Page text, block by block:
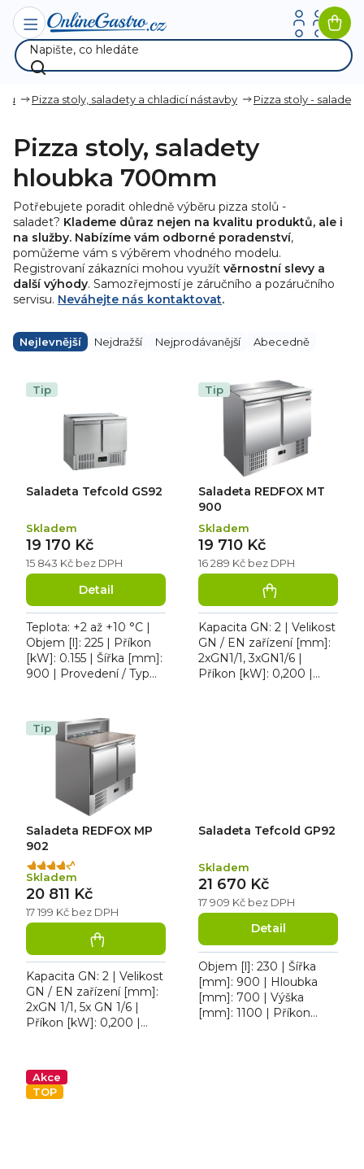
Přejít
obsah
Pizza stoly, saladety a chladicí nástavby Pizza stoly - saladety
Pizza stoly, saladety
hloubka 700mm
Potřebujete poradit ohledně výběru pizza stolů -
saladet? Klademe důraz nejen na kvalitu produktů, ale i
na služby. Nabízíme vám odborné poradenství,
pomůžeme vám s výběrem vhodného modelu.
Registrovaní zákazníci mohou využít věrnostní slevy a
další výhody. Samozřejmostí je záručního a pozáručního
servisu. Neváhejte nás kontaktovat.
a
z
Nejlevnější Nejdražší Nejprodávanější Abecedně
Tip
Saladeta Tefcold GS92
Skladem
15 843 Kč bez DPH
19 170 Kč
Detail
Teplota: +2 až +10 °C |
Objem [l]: 225 | Příkon
[kW]: 0.155 | Šířka [mm]:
900 | Provedení / Typ
kompletním
nerezovém...
Tip
Saladeta REDFOX MT
900
Skladem
16 289 Kč bez DPH
19 710 Kč
Kapacita GN: 2 | Velikost
GN / EN zařízení [mm]:
2xGN1/1, 3xGN1/6 |
Příkon [kW]: 0,200 |
Tip
Saladeta REDFOX MP
902
Průměrné
hodnocení
produktu
je
4,0
z
5
hvězdiček.
Skladem
17 199 Kč bez DPH
20 811 Kč
Kapacita GN: 2 | Velikost
GN / EN zařízení [mm]:
2xGN 1/1, 5x GN 1/6 |
Příkon [kW]: 0,200 |
napájení: 230 V....
Saladeta Tefcold GP92
Skladem
17 909 Kč bez DPH
21 670 Kč
Detail
Objem [l]: 230 | Šířka
[mm]: 900 | Hloubka
[mm]: 700 | Výška
[mm]: 1100 | Příkon
Akce
TOP